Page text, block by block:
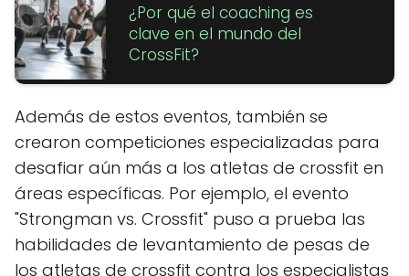
¿Por qué el coaching es
clave en el mundo del
CrossFit?
Además de estos eventos, también se
crearon competiciones especializadas para
desafiar aún más a los atletas de crossfit en
áreas específicas. Por ejemplo, el evento
"Strongman vs. Crossfit" puso a prueba las
habilidades de levantamiento de pesas de
los atletas de crossfit contra los especialistas